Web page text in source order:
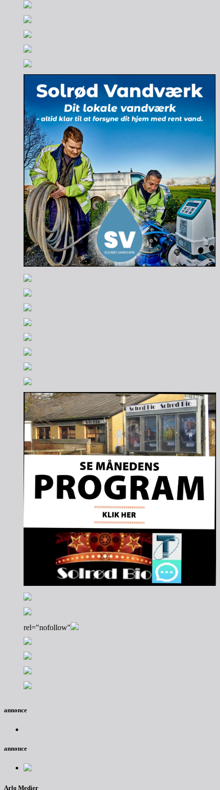
rel="nofollow"
annonce
annonce
Arlo Medier